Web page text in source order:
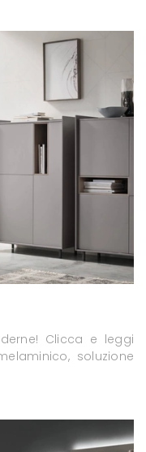
Clicca e leggi
soluzione